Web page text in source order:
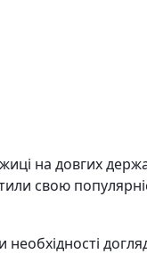
на довгих
свою